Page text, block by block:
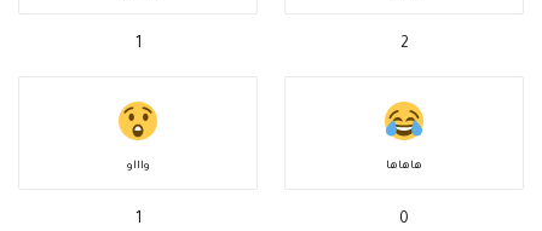
2
1
هاهاها
0
واااو
1